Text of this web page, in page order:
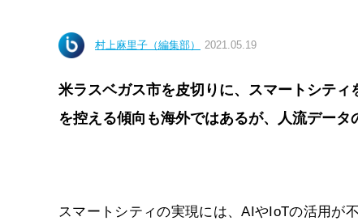
村上麻里子（編集部） 2021.05.19
米ラスベガス市を皮切りに、スマートシテ
を控える傾向も海外ではあるが、人流データ
スマートシティの実現には、AIやIoTの活用が